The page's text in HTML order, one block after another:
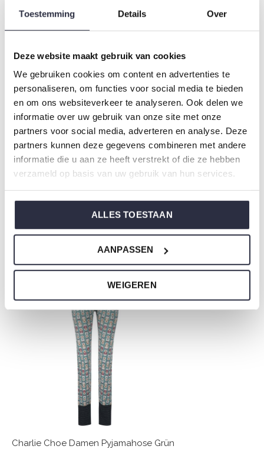
Toestemming Details Over
Deze website maakt gebruik van cookies
We gebruiken cookies om content en advertenties te
personaliseren, om functies voor social media te bieden
en om ons websiteverkeer te analyseren. Ook delen we
informatie over uw gebruik van onze site met onze
partners voor social media, adverteren en analyse. Deze
partners kunnen deze gegevens combineren met andere
informatie die u aan ze heeft verstrekt of die ze hebben
verzameld op basis van uw gebruik van hun services.
ALLES TOESTAAN
AANPASSEN
WEIGEREN
Farbe: Ocean
Die Nachtwäsche von Charlie Choe ist gefertigt aus
einem wunderbar weichen Jersey und hat eine perfekte
Passform.
Sie sind sich nicht sicher, welche Größe Sie für unsere
Nachtwäsche wählen sollen?
Choe.
Nicht ze vergessen
Charlie Choe Damen Pyjamahose Grün